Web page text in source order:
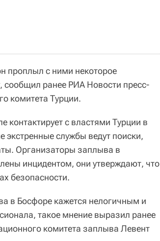
проплыл с ними некоторое
сообщил ранее РИА Новости пресс-
комитета Турции.
контактирует с властями Турции в
экстренные службы ведут поиски,
Организаторы заплыва в
инцидентом, они утверждают, что
безопасности.
в Босфоре кажется нелогичным и
такое мнение выразил ранее
комитета заплыва Левент